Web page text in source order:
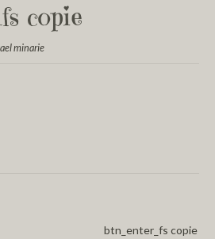
copie
minarie
btn_enter_fs copie